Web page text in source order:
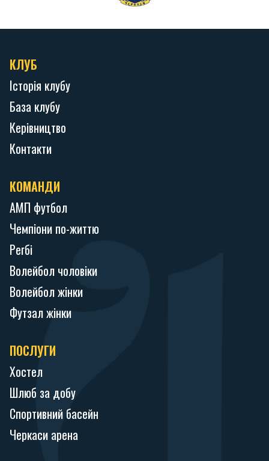
КЛУБ
Історія клубу
База клубу
Керівництво
Контакти
КОМАНДИ
АМП футбол
Чемпіони по-життю
Регбі
Волейбол чоловіки
Волейбол жінки
Футзал жінки
ПОСЛУГИ
Хостел
Шлюб за добу
Спортивний басейн
Черкаси арена